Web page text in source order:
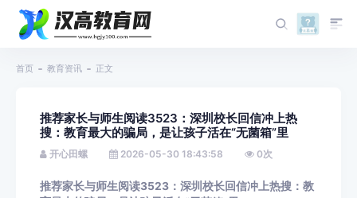
首页 教育资讯 正文
推荐家长与师生阅读3523：深圳校长回信冲上热
搜：教育最大的骗局，是让孩子活在“无菌箱”里
开心田螺 2026-05-30 18:43:58 0次
推荐家长与师生阅读3523：深圳校长回信冲上热搜：教